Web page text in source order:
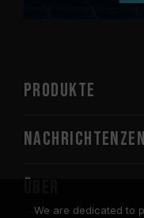
PRODUKTE
We are dedicated to